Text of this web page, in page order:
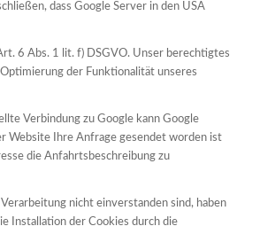
dass Google Server in den USA
6 Abs. 1 lit. f) DSGVO. Unser berechtigtes
der Funktionalität unseres
Verbindung zu Google kann Google
Website Ihre Anfrage gesendet worden ist
die Anfahrtsbeschreibung zu
nicht einverstanden sind, haben
Installation der Cookies durch die